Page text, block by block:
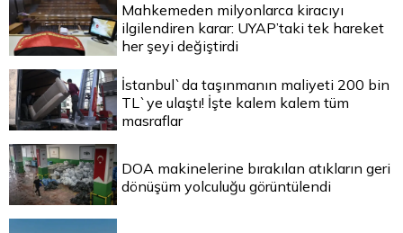
Mahkemeden milyonlarca kiracıyı
ilgilendiren karar: UYAP’taki tek hareket
her şeyi değiştirdi
İstanbul`da taşınmanın maliyeti 200 bin
TL`ye ulaştı! İşte kalem kalem tüm
masraflar
DOA makinelerine bırakılan atıkların geri
dönüşüm yolculuğu görüntülendi